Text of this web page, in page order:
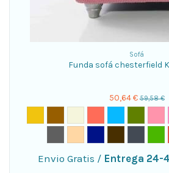
Sofá
Funda sofá chesterfield
50,64 € 59,58 €
Envio Gratis / Entrega 24-